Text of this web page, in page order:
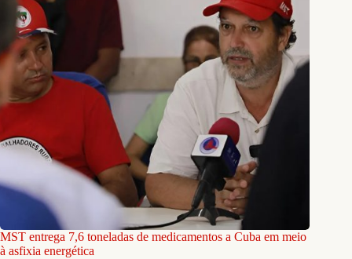
MST entrega 7,6 toneladas de medicamentos a Cuba em meio
à asfixia energética